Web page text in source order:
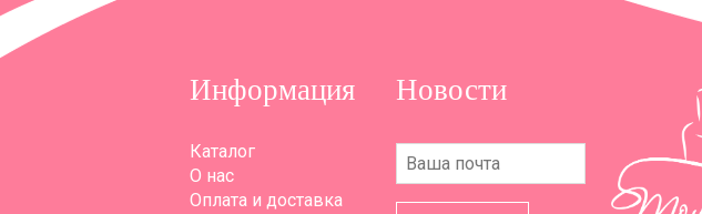
Информация
Каталог
О нас
Оплата и доставка
Новости